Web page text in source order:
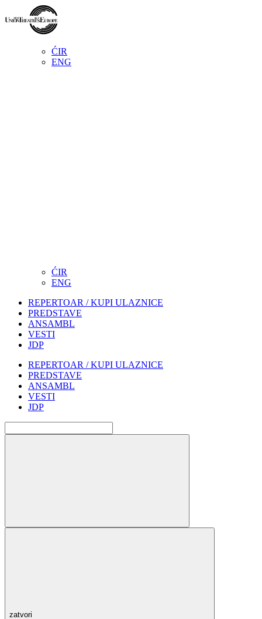
ĆIR
ENG
ĆIR
ENG
REPERTOAR / KUPI ULAZNICE
PREDSTAVE
ANSAMBL
VESTI
JDP
REPERTOAR / KUPI ULAZNICE
PREDSTAVE
ANSAMBL
VESTI
JDP
zatvori